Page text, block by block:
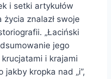
i setki artykułów
znalazł swoje
„Łaciński
jego
i krajami
jakby kropka nad „i”,